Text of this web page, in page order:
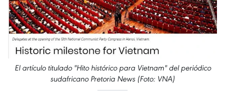
El artículo titulado "Hito histórico para Vietnam" del periódico
sudafricano Pretoria News (Foto: VNA)